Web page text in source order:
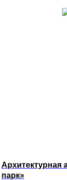
Архитектурная
парк»